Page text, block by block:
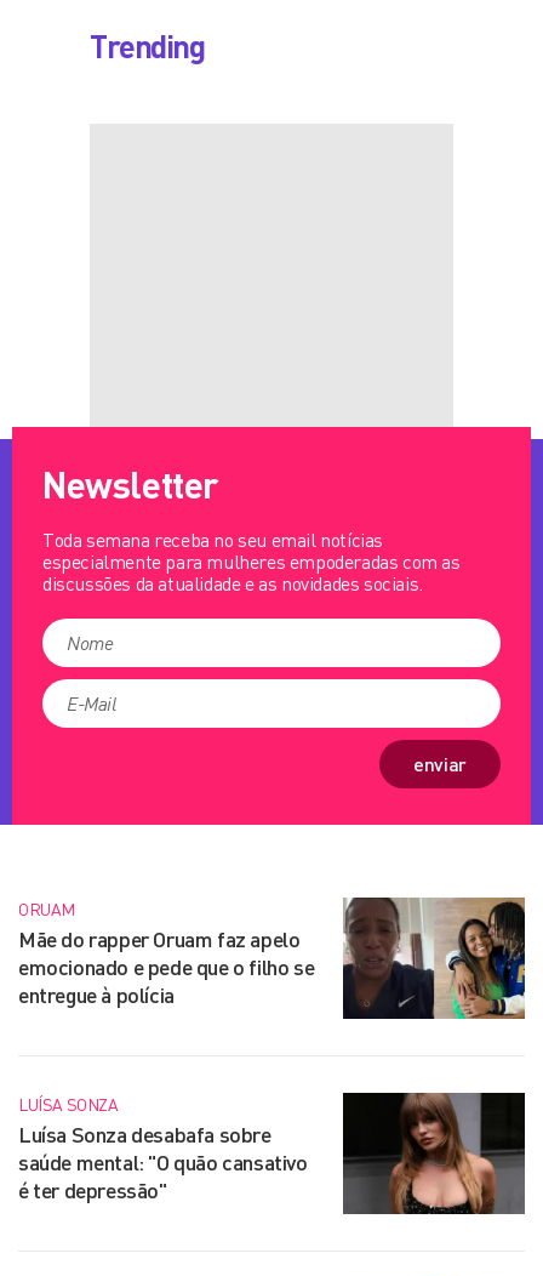
Trending
Newsletter
Toda semana receba no seu email notícias
especialmente para mulheres empoderadas com as
discussões da atualidade e as novidades sociais.
enviar
ORUAM
Mãe do rapper Oruam faz apelo
emocionado e pede que o filho se
entregue à polícia
LUÍSA SONZA
Luísa Sonza desabafa sobre
saúde mental: "O quão cansativo
é ter depressão"